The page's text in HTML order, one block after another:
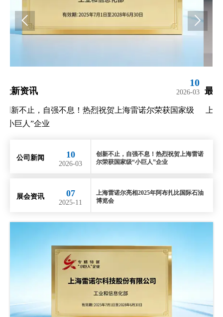
最新资讯
07
2025-11
上海雷诺尔亮相2025年阿布扎比国际石油博览会
 
公司新闻 10
2026-03
创新不止，自强不息！热烈祝贺上海雷诺
尔荣获国家级“小巨人”企业
展会资讯 07
2025-11
上海雷诺尔亮相2025年阿布扎比国际石油
博览会